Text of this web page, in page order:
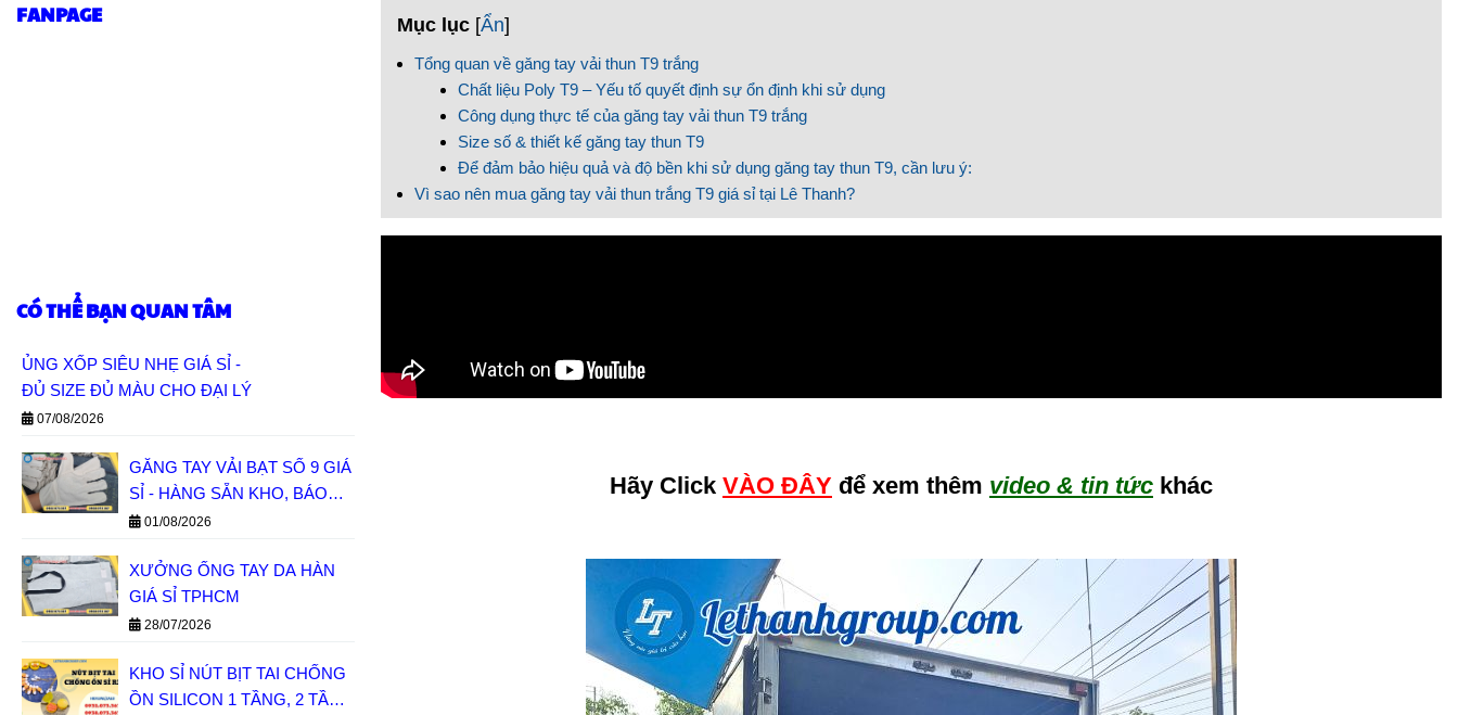
Mục lục [Ẩn]
Tổng quan về găng tay vải thun T9 trắng
Chất liệu Poly T9 – Yếu tố quyết định sự ổn định khi sử dụng
Công dụng thực tế của găng tay vải thun T9 trắng
Size số & thiết kế găng tay thun T9
Để đảm bảo hiệu quả và độ bền khi sử dụng găng tay thun T9, cần lưu ý:
Vì sao nên mua găng tay vải thun trắng T9 giá sỉ tại Lê Thanh?
Hãy Click VÀO ĐÂY để xem thêm video & tin tức khác
FANPAGE
CÓ THỂ BẠN QUAN TÂM
ỦNG XỐP SIÊU NHẸ GIÁ SỈ -
ĐỦ SIZE ĐỦ MÀU CHO ĐẠI LÝ
07/08/2026
GĂNG TAY VẢI BẠT SỐ 9 GIÁ
SỈ - HÀNG SẴN KHO, BÁO
GIÁ NHANH
01/08/2026
XƯỞNG ỐNG TAY DA HÀN
GIÁ SỈ TPHCM
28/07/2026
KHO SỈ NÚT BỊT TAI CHỐNG
ỒN SILICON 1 TẦNG, 2 TẦNG